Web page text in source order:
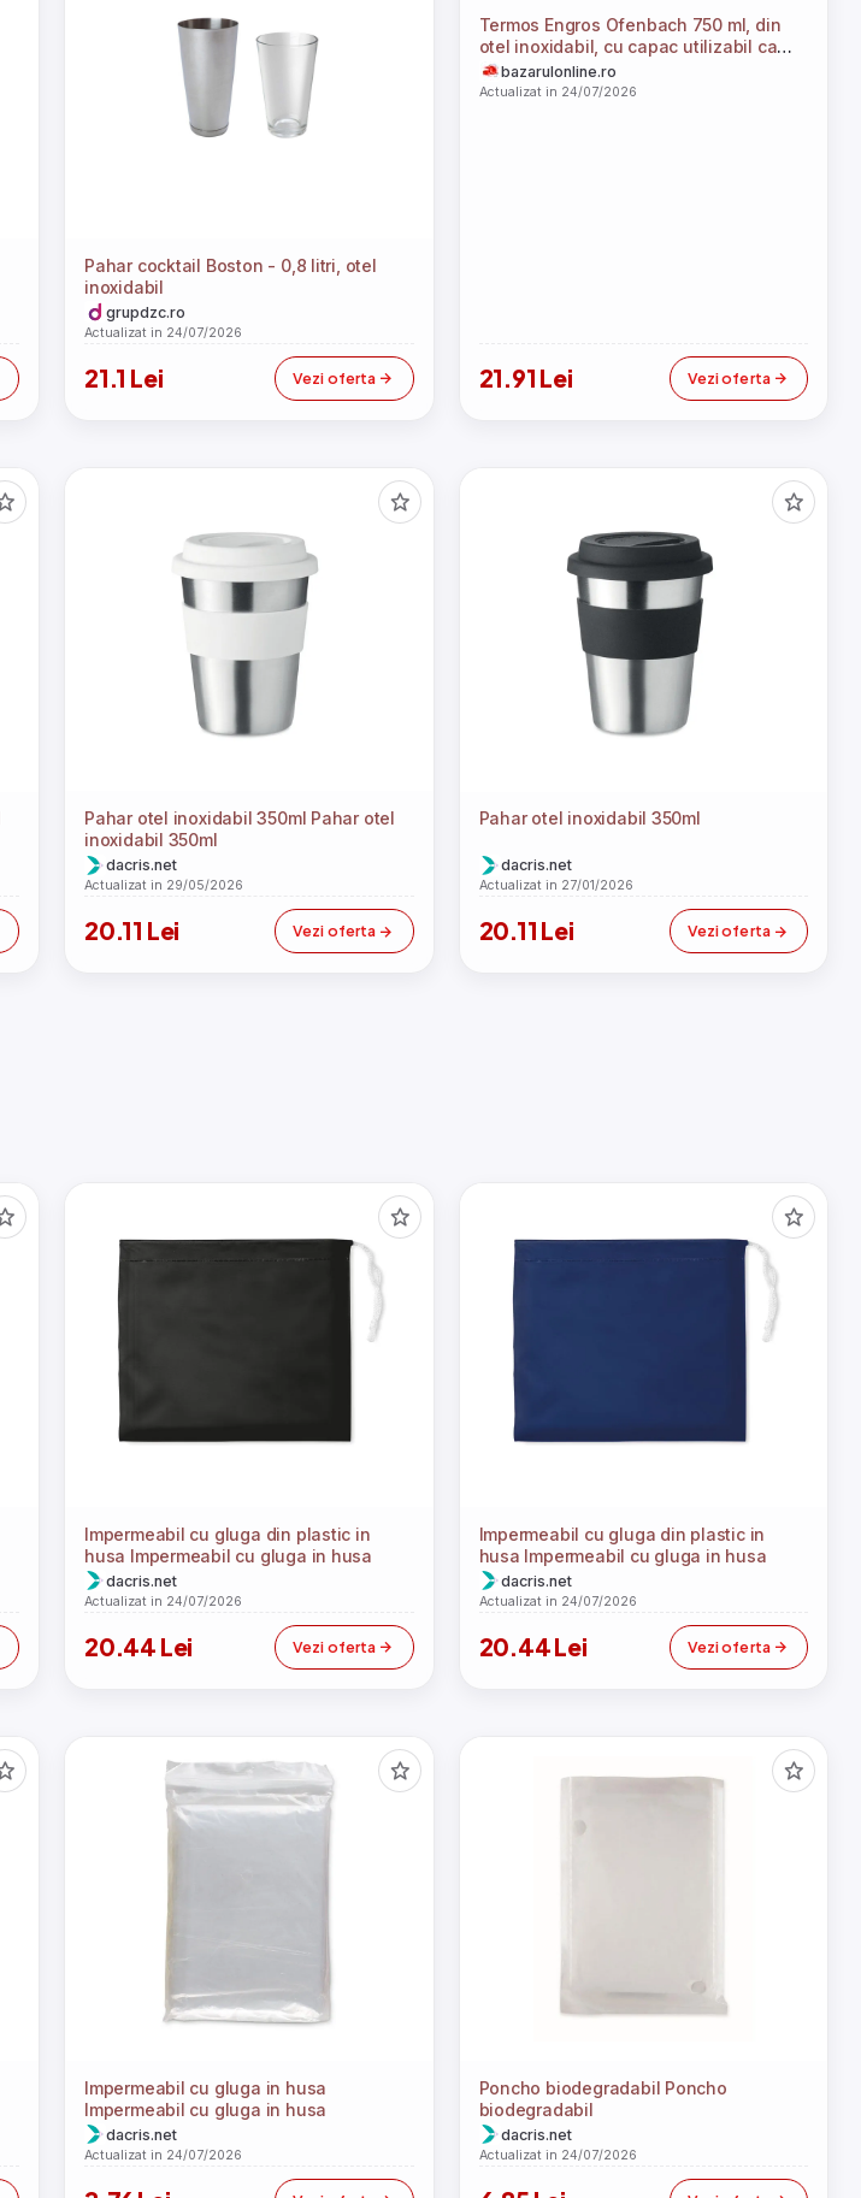
Pahar cocktail Boston - 0,8 litri, otel
inoxidabil
grupdzc.ro
Actualizat in 24/07/2026
21.1 Lei Vezi oferta
Termos Engros Ofenbach 750 ml, din
otel inoxidabil, cu capac utilizabil ca
pahar, 100% etans
bazarulonline.ro
Actualizat in 24/07/2026
21.91 Lei Vezi oferta
Pahar otel inoxidabil 350ml Pahar otel
inoxidabil 350ml
dacris.net
Actualizat in 29/05/2026
20.11 Lei Vezi oferta
Pahar otel inoxidabil 350ml
dacris.net
Actualizat in 27/01/2026
20.11 Lei Vezi oferta
Impermeabil cu gluga din plastic in
husa Impermeabil cu gluga in husa
dacris.net
Actualizat in 24/07/2026
20.44 Lei Vezi oferta
Impermeabil cu gluga din plastic in
husa Impermeabil cu gluga in husa
dacris.net
Actualizat in 24/07/2026
20.44 Lei Vezi oferta
Impermeabil cu gluga in husa
Impermeabil cu gluga in husa
dacris.net
Actualizat in 24/07/2026
Poncho biodegradabil Poncho
biodegradabil
dacris.net
Actualizat in 24/07/2026